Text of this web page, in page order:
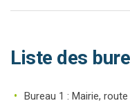
Liste des
Bureau 1 : Mairie,